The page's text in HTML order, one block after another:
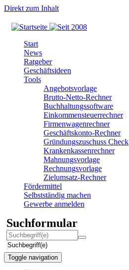
Direkt zum Inhalt
Start
News
Ratgeber
Geschäftsideen
Tools
Angebotsvorlage
Brutto-Netto-Rechner
Buchhaltungssoftware
Einkommensteuerrechner
Firmenwagenrechner
Geschäftskonto-Rechner
Gründungszuschuss Check
Krankenkassenrechner
Mahnungsvorlage
Rechnungsvorlage
Zielumsatz-Rechner
Fördermittel
Selbstständig machen
Gewerbe anmelden
Suchformular
Suchbegriff(e)
Toggle navigation